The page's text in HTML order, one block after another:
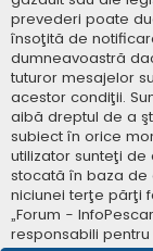
prevederi poate
însoţită de
dumneavoastră
tuturor mesajelor
acestor condiţii.
aibă dreptul de a
subiect în orice
utilizator sunteţi
stocată în baza de
niciunei terţe părţi
„Forum -
responsabili